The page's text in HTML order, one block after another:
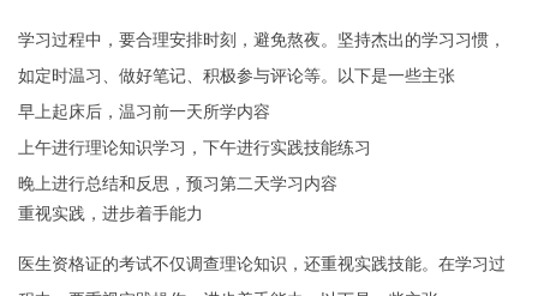
学习过程中，要合理安排时刻，避免熬夜。坚持杰出的学习习惯，
如定时温习、做好笔记、积极参与评论等。以下是一些主张
早上起床后，温习前一天所学内容
上午进行理论知识学习，下午进行实践技能练习
晚上进行总结和反思，预习第二天学习内容
重视实践，进步着手能力
医生资格证的考试不仅调查理论知识，还重视实践技能。在学习过